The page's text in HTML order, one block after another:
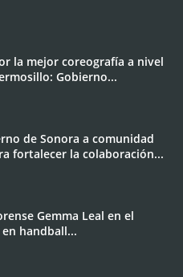
la mejor coreografía a nivel
Gobierno...
de Sonora a comunidad
fortalecer la colaboración...
Gemma Leal en el
en handball...